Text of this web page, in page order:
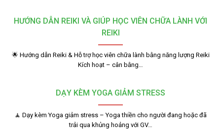
HƯỚNG DẪN REIKI VÀ GIÚP HỌC VIÊN CHỮA LÀNH VỚI
REIKI
🌟 Hướng dẫn Reiki & Hỗ trợ học viên chữa lành bằng năng lượng Reiki
Kích hoạt – cân bằng…
DẠY KÈM YOGA GIẢM STRESS
🧘 Dạy kèm Yoga giảm stress – Yoga thiền cho người đang hoặc đã
trải qua khủng hoảng với GV…